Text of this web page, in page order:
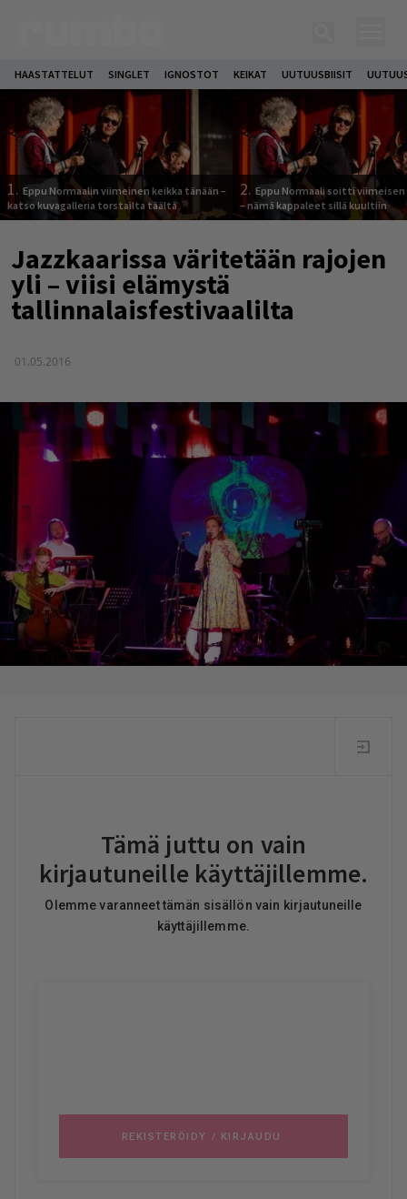
HAASTATTELUT SINGLET IGNOSTOT KEIKAT UUTUUSBIISIT
1. Eppu Normaalin viimeinen keikka tänään –
katso kuvagalleria torstailta täältä
2. Eppu Normaali soitti viimeisen
– nämä kappaleet sillä kuultiin
Jazzkaarissa väritetään rajojen
yli – viisi elämystä
tallinnalaisfestivaalilta
01.05.2016